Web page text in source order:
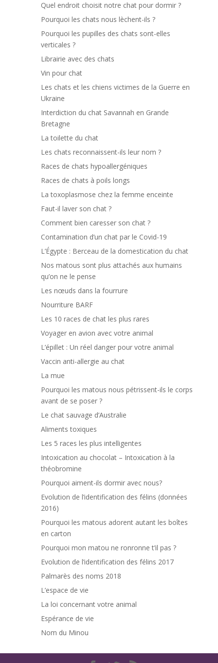
Quel endroit choisit notre chat pour dormir ?
Pourquoi les chats nous lèchent-ils ?
Pourquoi les pupilles des chats sont-elles
verticales ?
Librairie avec des chats
Vin pour chat
Les chats et les chiens victimes de la Guerre en
Ukraine
Interdiction du chat Savannah en Grande
Bretagne
La toilette du chat
Les chats reconnaissent-ils leur nom ?
Races de chats hypoallergéniques
Races de chats à poils longs
La toxoplasmose chez la femme enceinte
Faut-il laver son chat ?
Comment bien caresser son chat ?
Contamination d’un chat par le Covid-19
L’Égypte : Berceau de la domestication du chat
Nos matous sont plus attachés aux humains
qu’on ne le pense
Les nœuds dans la fourrure
Nourriture BARF
Les 10 races de chat les plus rares
Voyager en avion avec votre animal
L’épillet : Un réel danger pour votre animal
Vaccin anti-allergie au chat
La mue
Pourquoi les matous nous pétrissent-ils le corps
avant de se poser ?
Le chat sauvage d’Australie
Aliments toxiques
Les 5 races les plus intelligentes
Intoxication au chocolat – Intoxication à la
théobromine
Pourquoi aiment-ils dormir avec nous?
Evolution de l’identification des félins (données
2016)
Pourquoi les matous adorent autant les boîtes
en carton
Pourquoi mon matou ne ronronne t’il pas ?
Evolution de l’identification des félins 2017
Palmarès des noms 2018
L’espace de vie
La loi concernant votre animal
Espérance de vie
Nom du Minou